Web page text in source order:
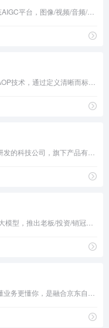
英国Stability AI官网，开源多模态AIGC平台，图像/视频/音频/3D全模型，Brand Studio品牌工作台，支持API、云端、私有化三种企业部署。